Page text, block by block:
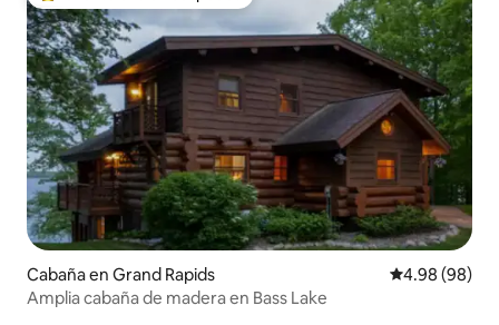
Cabaña en Grand Rapids Calificación
4.98 (98)
Amplia cabaña de madera en Bass Lake